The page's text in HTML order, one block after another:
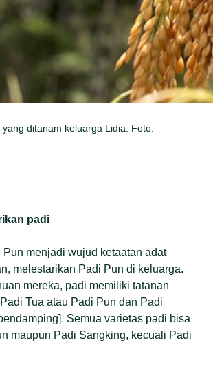
ditanam keluarga Lidia. Foto:
padi
Pun menjadi wujud ketaatan adat
melestarikan Padi Pun di keluarga.
mereka, padi memiliki tatanan
Tua atau Padi Pun dan Padi
Semua varietas padi bisa
maupun Padi Sangking, kecuali Padi